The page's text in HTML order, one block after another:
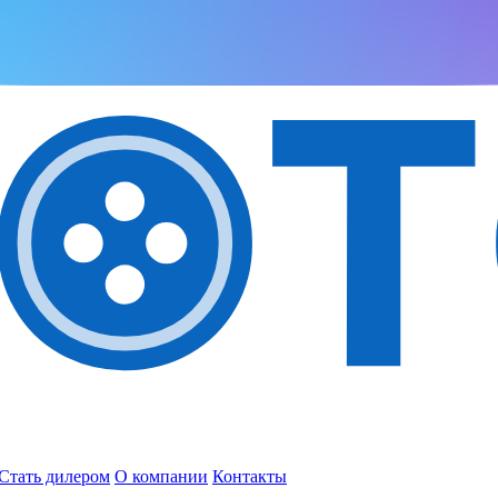
дилером О компании Контакты